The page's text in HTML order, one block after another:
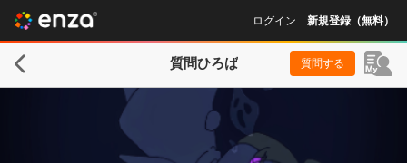
ログイン 新規登録（無料）
質問ひろば 質問する